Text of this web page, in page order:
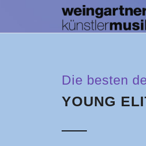
Die besten
YOUNG